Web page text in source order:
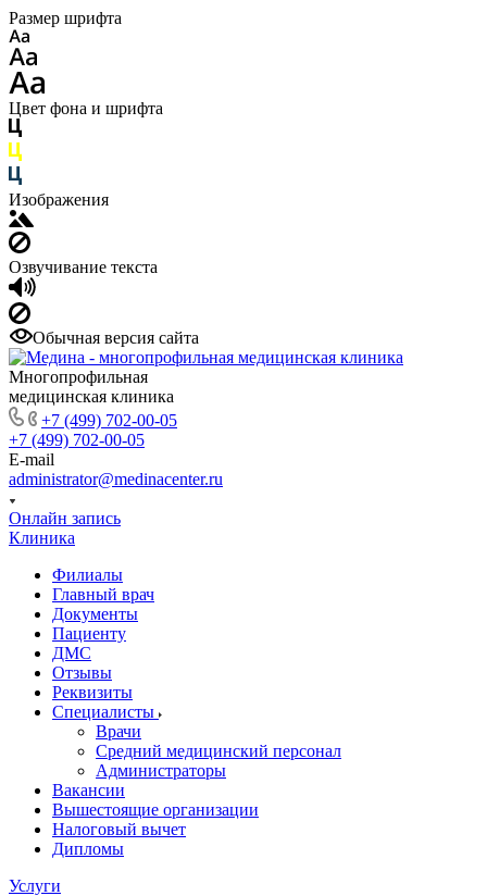
Размер шрифта
Цвет фона и шрифта
Изображения
Озвучивание текста
Обычная версия сайта
Многопрофильная
медицинская клиника
+7 (499) 702-00-05
+7 (499) 702-00-05
E-mail
administrator@medinacenter.ru
Онлайн запись
Клиника
Филиалы
Главный врач
Документы
Пациенту
ДМС
Отзывы
Реквизиты
Специалисты
Врачи
Средний медицинский персонал
Администраторы
Вакансии
Вышестоящие организации
Налоговый вычет
Дипломы
Услуги